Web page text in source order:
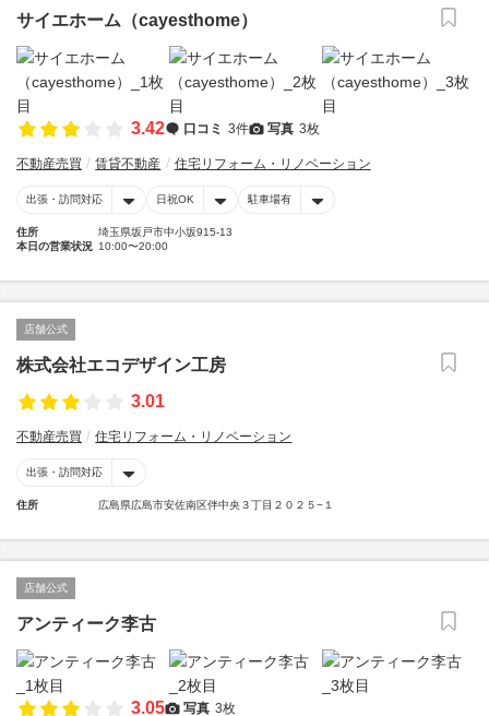
サイエホーム（cayesthome）
3.42 口コミ 3件 写真 3枚
不動産売買 賃貸不動産 住宅リフォーム・リノベーション
出張・訪問対応 日祝OK 駐車場有
住所
埼玉県坂戸市中小坂915-13
本日の営業状況 10:00〜20:00
店舗公式
株式会社エコデザイン工房
3.01
不動産売買 住宅リフォーム・リノベーション
出張・訪問対応
住所 広島県広島市安佐南区伴中央３丁目２０２５−１
店舗公式
アンティーク李古
3.05 写真 3枚